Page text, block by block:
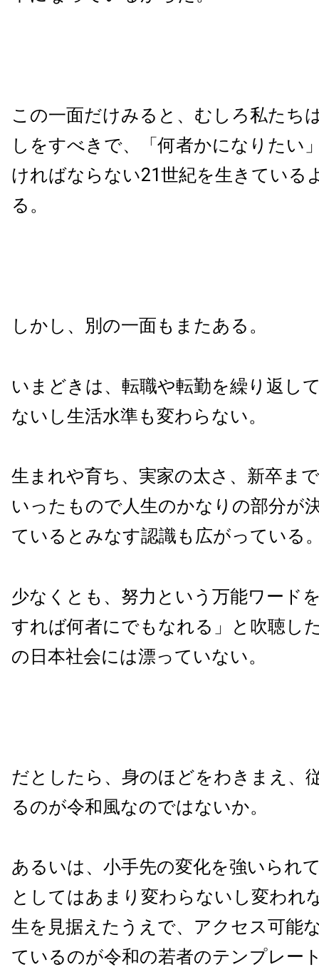
この一面だけみると、むしろ私たち
しをすべきで、「何者かになりたい
ければならない21世紀を生きている
る。
しかし、別の一面もまたある。
いまどきは、転職や転勤を繰り返し
ないし生活水準も変わらない。
生まれや育ち、実家の太さ、新卒ま
いったもので人生のかなりの部分が
ているとみなす認識も広がっている
少なくとも、努力という万能ワード
すれば何者にでもなれる」と吹聴し
の日本社会には漂っていない。
だとしたら、身のほどをわきまえ、
るのが令和風なのではないか。
あるいは、小手先の変化を強いられ
としてはあまり変わらないし変われ
生を見据えたうえで、アクセス可能
ているのが令和の若者のテンプレー